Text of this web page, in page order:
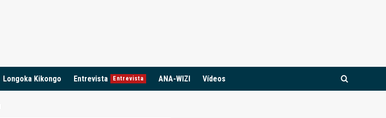
Longoka Kikongo Entrevista Entrevista ANA-WIZI Vídeos